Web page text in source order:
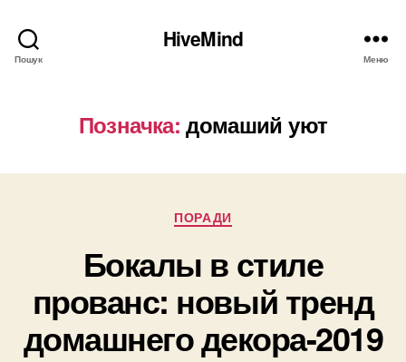
Пошук
HiveMind
Меню
Позначка: домаший уют
Категорії
ПОРАДИ
Бокалы в стиле
прованс: новый тренд
домашнего декора-2019